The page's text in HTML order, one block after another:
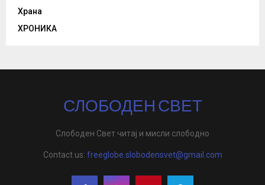
Храна
ХРОНИКА
СЛОБОДЕН СВЕТ
Слободен Свет читај и мисли слободно
Contact us: freeglobe.slobodensvet@gmail.com